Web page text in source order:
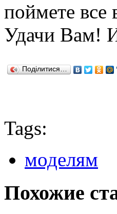
поймете
Удачи Вам!
Поділитися…
Tags:
моделям
Похожие